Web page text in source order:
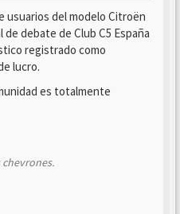
usuarios del modelo Citroën
debate de Club C5 España
registrado como
lucro.
es totalmente